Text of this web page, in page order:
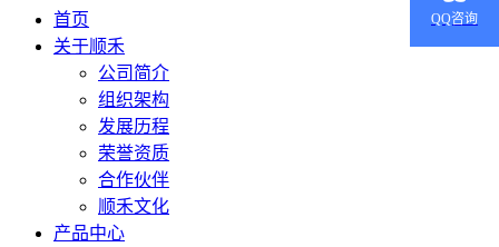
首页
关于顺禾
公司简介
组织架构
发展历程
荣誉资质
合作伙伴
顺禾文化
产品中心
QQ咨询
询：
420022879
在线咨